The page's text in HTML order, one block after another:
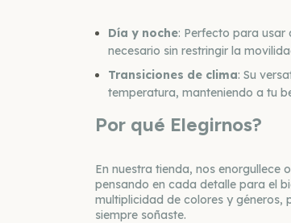
Día y noche: Perfecto para usar
necesario sin restringir la
Transiciones de clima: Su
temperatura, manteniendo a tu
Por qué Elegirnos?
En nuestra tienda, nos
pensando en cada detalle para el
multiplicidad de colores y géneros,
siempre soñaste.